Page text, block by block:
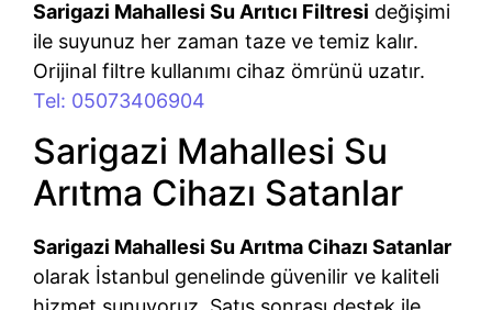
Sarigazi Mahallesi Su Arıtıcı Filtresi değişimi
ile suyunuz her zaman taze ve temiz kalır.
Orijinal filtre kullanımı cihaz ömrünü uzatır.
Tel: 05073406904
Sarigazi Mahallesi Su
Arıtma Cihazı Satanlar
Sarigazi Mahallesi Su Arıtma Cihazı Satanlar
olarak İstanbul genelinde güvenilir ve kaliteli